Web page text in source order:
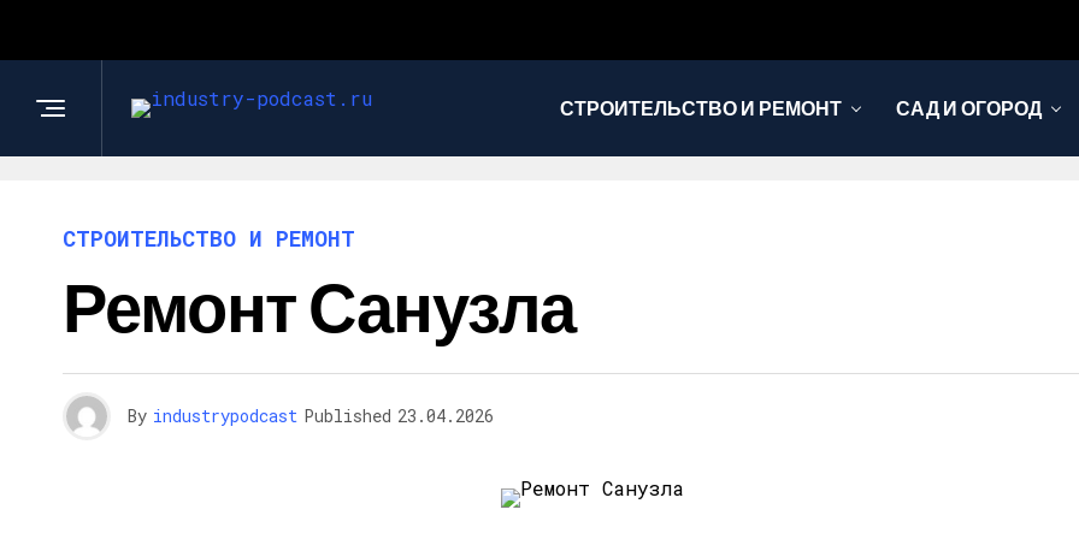
СТРОИТЕЛЬСТВО И РЕМОНТ САД И ОГОРОД
СТРОИТЕЛЬСТВО И РЕМОНТ
Ремонт Санузла
By industrypodcast Published 23.04.2026